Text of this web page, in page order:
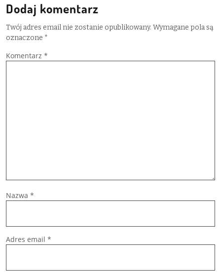
Dodaj komentarz
Twój adres email nie zostanie opublikowany. Wymagane pola są
oznaczone *
Komentarz *
Nazwa *
Adres email *